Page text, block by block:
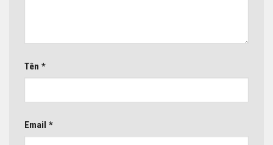
Tên *
Email *